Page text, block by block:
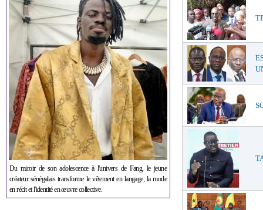
Du miroir de son adolescence à l'univers de Fang, le jeune
créateur sénégalais transforme le vêtement en langage, la mode
en récit et l'identité en œuvre collective.